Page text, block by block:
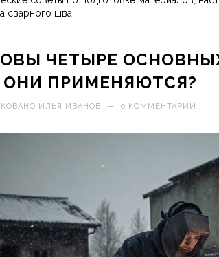
сварного шва.
ЧЕТЫРЕ
ОНИ ПРИМЕНЯЮТСЯ?
ИЛЬЯ ИВАНОВ — 0 КОММЕНТАРИИ